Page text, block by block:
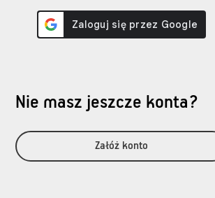
Nie masz jeszcze konta?
Załóż konto